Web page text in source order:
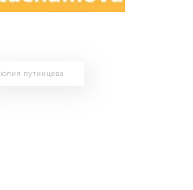
юлия путинцева